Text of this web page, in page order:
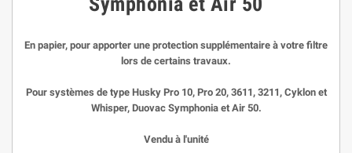
En papier, pour apporter une protection supplémentaire à votre filtre
lors de certains travaux.
Pour systèmes de type Husky Pro 10, Pro 20, 3611, 3211, Cyklon et
Whisper, Duovac Symphonia et Air 50.
Vendu à l'unité